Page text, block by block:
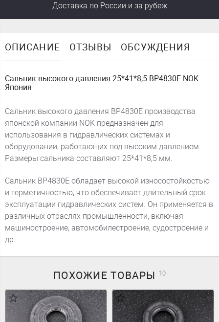
Доставка по России и за рубеж
ОПИСАНИЕ ОТЗЫВЫ ОБСУЖДЕНИЯ
Сальник высокого давления 25*41*8,5 BP4830E NOK
Япония
Сальник высокого давления BP4830E производства
японской компании NOK предназначен для
использования в гидравлических системах и
оборудовании, работающих под высоким давлением.
Размеры сальника составляют 25*41*8,5 мм.
Сальник BP4830E обладает высокой износостойкостью
и герметичностью, что обеспечивает длительный срок
эксплуатации гидравлических систем. Он применяется в
различных отраслях промышленности, включая
машиностроение, автомобилестроение, судостроение и
др.
ПОХОЖИЕТОВАРЫ 10